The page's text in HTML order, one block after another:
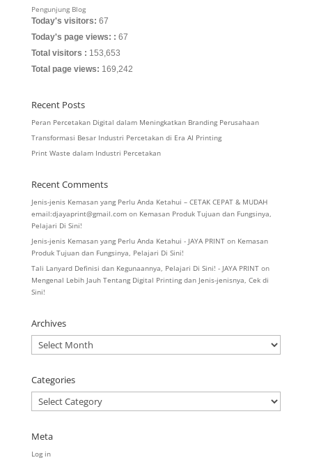
Pengunjung Blog
Today's visitors: 67
Today's page views: : 67
Total visitors : 153,653
Total page views: 169,242
Recent Posts
Peran Percetakan Digital dalam Meningkatkan Branding Perusahaan
Transformasi Besar Industri Percetakan di Era AI Printing
Print Waste dalam Industri Percetakan
Recent Comments
Jenis-jenis Kemasan yang Perlu Anda Ketahui – CETAK CEPAT & MUDAH
email:djayaprint@gmail.comon Kemasan Produk Tujuan dan Fungsinya,
Pelajari Di Sini!
Jenis-jenis Kemasan yang Perlu Anda Ketahui - JAYA PRINTon Kemasan
Produk Tujuan dan Fungsinya, Pelajari Di Sini!
Tali Lanyard Definisi dan Kegunaannya, Pelajari Di Sini! - JAYA PRINTon
Mengenal Lebih Jauh Tentang Digital Printing dan Jenis-jenisnya, Cek di
Sini!
Archives
Archives
Categories
Categories
Meta
Log in